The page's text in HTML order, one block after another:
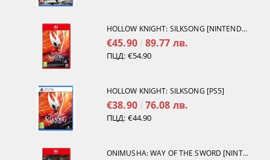
HOLLOW KNIGHT: SILKSONG [NINTENDO SWITCH 2]
€45.90 89.77 лв.
ПЦД: €54.90
HOLLOW KNIGHT: SILKSONG [PS5]
€38.90 76.08 лв.
ПЦД: €44.90
ONIMUSHA: WAY OF THE SWORD [NINTENDO SWITCH 2]